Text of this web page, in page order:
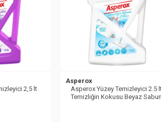
2,5 lt
Asperox
Asperox Yüzey Temizleyici 2.5
Temizliğin Kokusu Beyaz Sabun